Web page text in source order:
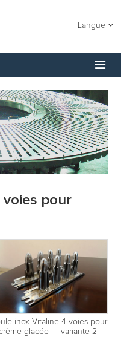
Langue
voies pour
inox Vitaline 4 voies pour
glacée — variante 2